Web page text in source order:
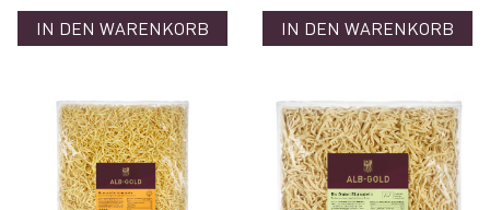
IN DEN WARENKORB IN DEN WARENKORB